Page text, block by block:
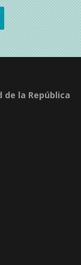
de la República